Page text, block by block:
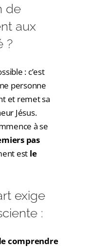
de
aux
?
: c’est
personne
et remet sa
Jésus.
à se
pas
est le
exige
:
comprendre